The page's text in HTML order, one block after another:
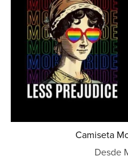
Camiseta
Desde